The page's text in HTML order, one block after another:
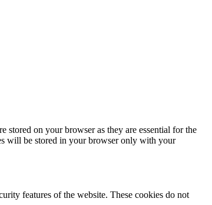
stored on your browser as they are essential for the
will be stored in your browser only with your
features of the website. These cookies do not